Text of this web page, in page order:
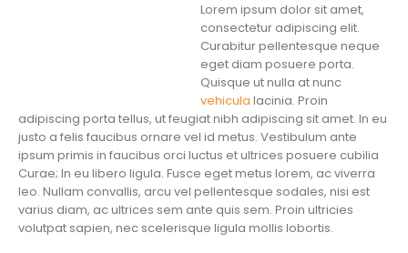
Lorem ipsum dolor sit amet,
consectetur adipiscing elit.
Curabitur pellentesque neque
eget diam posuere porta.
Quisque ut nulla at nunc
vehicula lacinia. Proin
adipiscing porta tellus, ut feugiat nibh adipiscing sit amet. In eu
justo a felis faucibus ornare vel id metus. Vestibulum ante
ipsum primis in faucibus orci luctus et ultrices posuere cubilia
Curae; In eu libero ligula. Fusce eget metus lorem, ac viverra
leo. Nullam convallis, arcu vel pellentesque sodales, nisi est
varius diam, ac ultrices sem ante quis sem. Proin ultricies
volutpat sapien, nec scelerisque ligula mollis lobortis.